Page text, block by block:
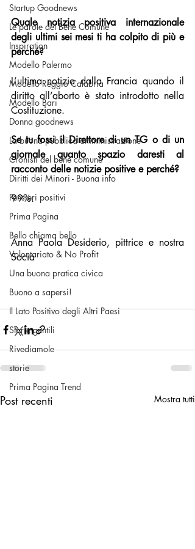
Startup Goodnews
Le parole del Bene Comune
Inspiration
Modello Palermo
Modello Reggio Calabria
Modello Bari
Donna goodnews
La buona pubblica amministrazione
Cronisti del bene comune
Diritti dei Minori - Buona info
Pensieri positivi
Prima Pagina
Bello chiama bello
Volontariato & No Profit
Una buona pratica civica
Buono a sapersi!
Il Lato Positivo degli Altri Paesi
Storie gentili
Rivediamole
storie
Prima Pagina Trend
Quale notizia positiva internazionale
degli ultimi sei mesi ti ha colpito di più e
perché?
L’ultima notizia dalla Francia quando il
diritto all’aborto è stato introdotto nella
Costituzione.
Se tu fossi il Direttore di un TG o di un
giornale quanto spazio daresti al
racconto delle notizie positive e perché?
99%.
Anna Paola Desiderio, pittrice e nostra
Socia
Post recenti Mostra tutti